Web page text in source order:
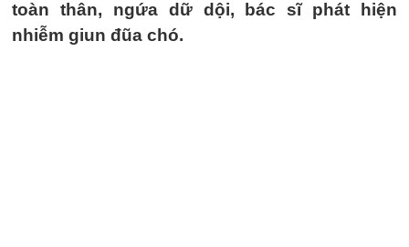
toàn thân, ngứa dữ dội, bác sĩ phát hiện
nhiễm giun đũa chó.